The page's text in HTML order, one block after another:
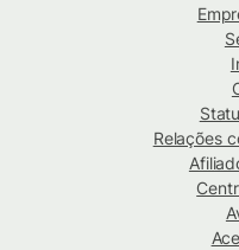
Relações